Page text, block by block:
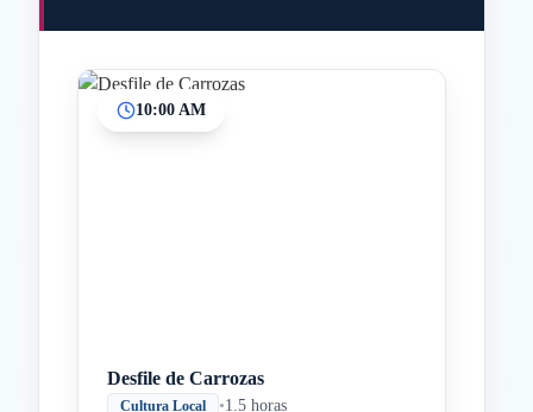
10:00 AM
Desfile de Carrozas
Cultura Local •1.5 horas